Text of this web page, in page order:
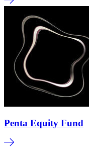
Penta Equity Fund